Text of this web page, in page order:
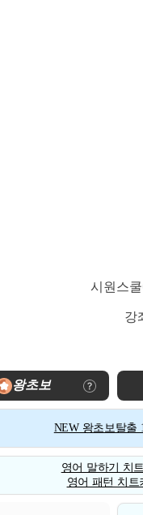
시원스
강
왕초보
NEW 왕초보탈출
영어 말하기 치
영어 패턴 치트